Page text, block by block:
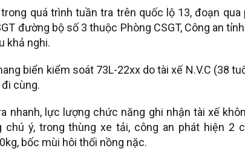
quá trình tuần tra trên quốc lộ 13, đoạn
đường bộ số 3 thuộc Phòng CSGT, Công an
khả nghi.
biển kiểm soát 73L-22xx do tài xế N.V.C (38
cùng.
nhanh, lực lượng chức năng ghi nhận tài xế
chú ý, trong thùng xe tải, công an phát hiện 2
bốc mùi hôi thối nồng nặc.